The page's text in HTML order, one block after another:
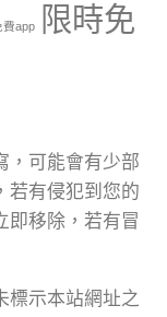
費app
限時免
，可能會有少部
若有侵犯到您的
即移除，若有冒
標示本站網址之